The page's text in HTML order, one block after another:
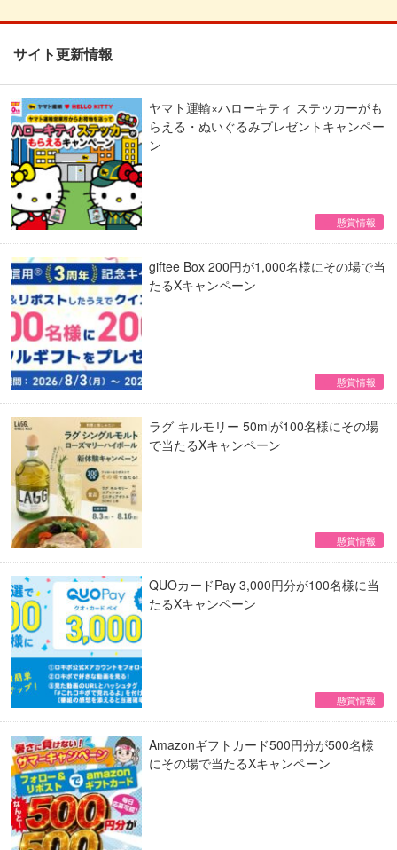
サイト更新情報
ヤマト運輸×ハローキティ ステッカーがも
らえる・ぬいぐるみプレゼントキャンペー
ン
懸賞情報
giftee Box 200円が1,000名様にその場で当
たるXキャンペーン
懸賞情報
ラグ キルモリー 50mlが100名様にその場
で当たるXキャンペーン
懸賞情報
QUOカードPay 3,000円分が100名様に当
たるXキャンペーン
懸賞情報
Amazonギフトカード500円分が500名様
にその場で当たるXキャンペーン